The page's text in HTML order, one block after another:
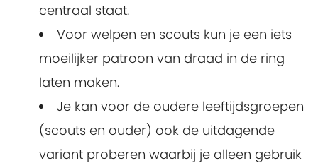
centraal staat.
Voor welpen en scouts kun je een iets
moeilijker patroon van draad in de ring
laten maken.
Je kan voor de oudere leeftijdsgroepen
(scouts en ouder) ook de uitdagende
variant proberen waarbij je alleen gebruik